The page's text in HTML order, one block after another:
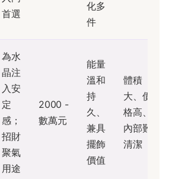
首選
化多
件
為水
晶注
入安
定
感；
招財
聚氣
用途
2000 -
數萬元
能量
溫和
持
久、
兼具
擺飾
價值
體積
大、價
格高、
內部難
清潔